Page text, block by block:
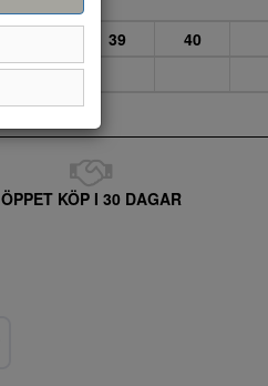
39 40
ÖPPET KÖP I 30 DAGAR